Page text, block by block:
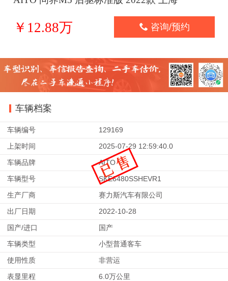
￥12.88万  咨询/预约
车辆档案
车辆编号
129169
上架时间
2025-07-29 12:59:40.0
车辆品牌
AITO
车辆型号
SKE6480SSHEVR1
生产厂商
赛力斯汽车有限公司
出厂日期
2022-10-28
国产/进口
国产
车辆类型
小型普通客车
使用性质
非营运
表显里程
6.0万公里